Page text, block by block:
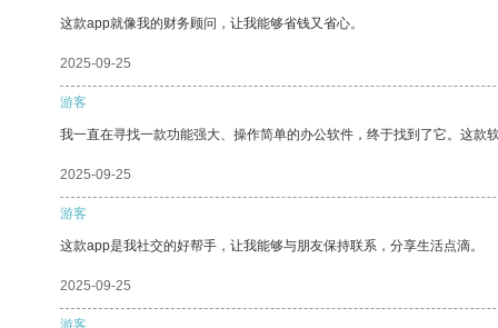
这款app就像我的财务顾问，让我能够省钱又省心。
2025-09-25
游客
我一直在寻找一款功能强大、操作简单的办公软件，终于找到了它。这款
2025-09-25
游客
这款app是我社交的好帮手，让我能够与朋友保持联系，分享生活点滴。
2025-09-25
游客